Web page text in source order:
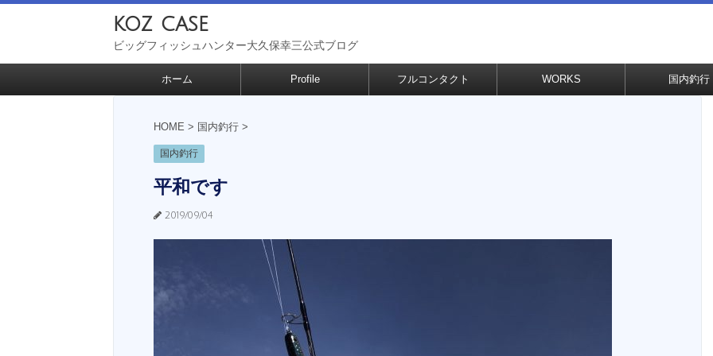
koz case
ビッグフィッシュハンター大久保幸三公式ブログ
ホーム Profile フルコンタクト WORKS 国内釣行
HOME > 国内釣行 >
国内釣行
平和です
2019/09/04